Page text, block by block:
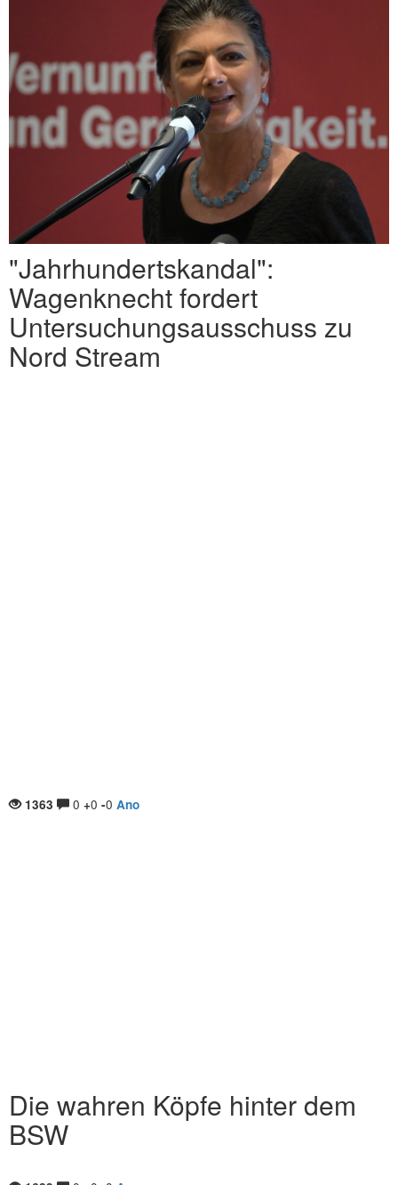
"Jahrhundertskandal":
Wagenknecht fordert
Untersuchungsausschuss zu
Nord Stream
1363 0 +0 -0 Ano
Die wahren Köpfe hinter dem
BSW